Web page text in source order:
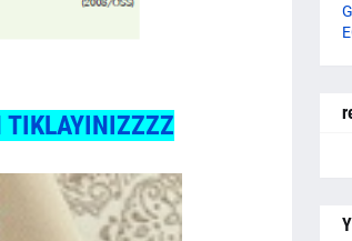
TIKLAYINIZZZZ